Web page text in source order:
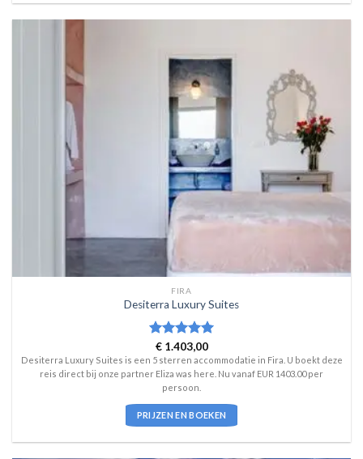
FIRA
Desiterra Luxury Suites
Waardering
5uit 5
€1.403,00
Desiterra Luxury Suites is een 5 sterren accommodatie in Fira. U boekt deze
reis direct bij onze partner Eliza was here. Nu vanaf EUR 1403.00 per
persoon.
PRIJZEN EN BOEKEN